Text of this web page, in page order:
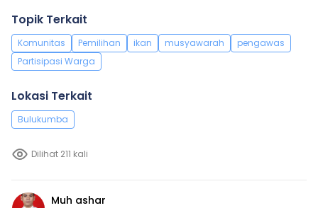
Topik Terkait
Komunitas Pemilihan ikan musyawarah
pengawas
Partisipasi Warga
Lokasi Terkait
Bulukumba
Dilihat 211 kali
Muh ashar